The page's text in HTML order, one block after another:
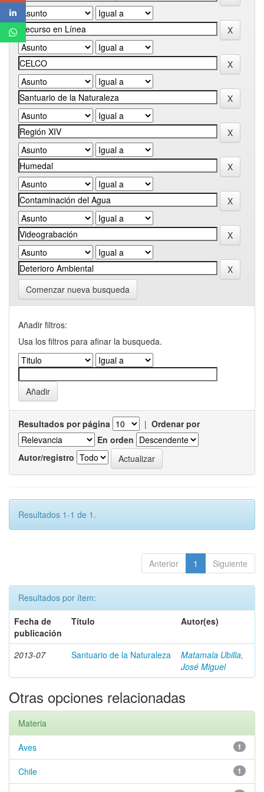
Comenzar nueva busqueda
Añadir filtros:
Usa los filtros para afinar la busqueda.
Resultados por página | Ordenar por
En orden
Autor/registro
Resultados 1-1 de 1.
Anterior 1 Siguiente
Resultados por ítem:
Fecha de
publicación
Título Autor(es)
2013-07 Santuario de la Naturaleza
Matamala Ubilla,
José Miguel
Otras opciones relacionadas
Materia
1
Aves
1
Chile